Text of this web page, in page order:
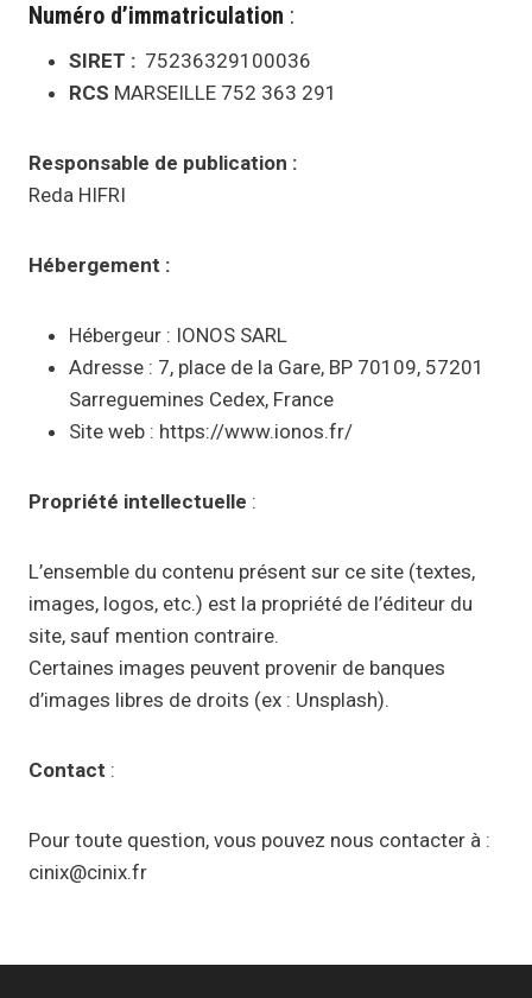
Numéro d’immatriculation :
SIRET : 75236329100036
RCS MARSEILLE 752 363 291
Responsable de publication :
Reda HIFRI
Hébergement :
Hébergeur : IONOS SARL
Adresse : 7, place de la Gare, BP 70109, 57201
Sarreguemines Cedex, France
Site web : https://www.ionos.fr/
Propriété intellectuelle :
L’ensemble du contenu présent sur ce site (textes,
images, logos, etc.) est la propriété de l’éditeur du
site, sauf mention contraire.
Certaines images peuvent provenir de banques
d’images libres de droits (ex : Unsplash).
Contact :
Pour toute question, vous pouvez nous contacter à :
cinix@cinix.fr